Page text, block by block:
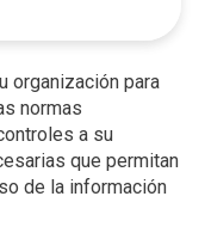
organización para
normas
a su
que permitan
de la información